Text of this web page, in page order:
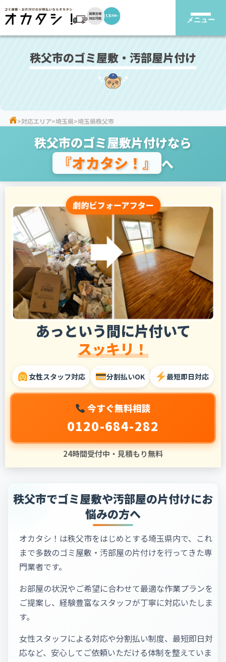
メニュー
秩父市のゴミ屋敷・汚部屋片付け
対応エリア 埼玉県 埼玉県秩父市
秩父市のゴミ屋敷片付けなら
『オカタシ！』 へ
あっという間に片付いて
スッキリ！
女性スタッフ対応 分割払いOK 最短即日対応
今すぐ無料相談
0120-684-282
24時間受付中・見積もり無料
秩父市でゴミ屋敷や汚部屋の片付けにお
悩みの方へ
オカタシ！は秩父市をはじめとする埼玉県内で、これ
まで多数のゴミ屋敷・汚部屋の片付けを行ってきた専
門業者です。
お部屋の状況やご希望に合わせて最適な作業プランを
ご提案し、経験豊富なスタッフが丁寧に対応いたしま
す。
女性スタッフによる対応や分割払い制度、最短即日対
応など、安心してご依頼いただける体制を整えていま